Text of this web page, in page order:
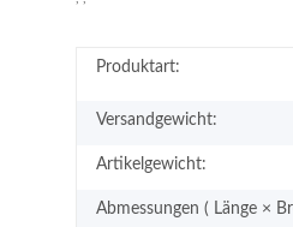
Produktart:
Versandgewicht:
Artikelgewicht:
Abmessungen ( Länge ×